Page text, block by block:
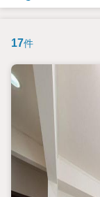
17件